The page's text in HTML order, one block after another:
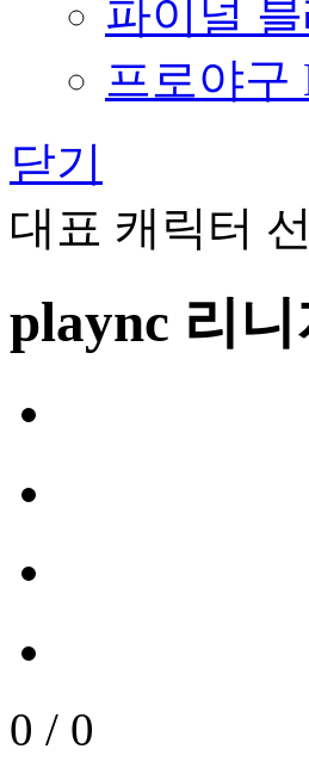
파이널
프로야구
닫기
대표 캐릭터
plaync 리니
0 / 0